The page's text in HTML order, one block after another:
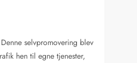
selvpromovering blev
hen til egne tjenester,